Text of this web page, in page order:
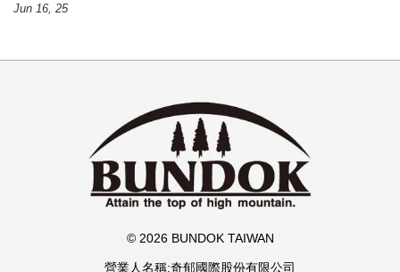
Jun 16, 25
© 2026 BUNDOK TAIWAN
營業人名稱:奇郁國際股份有限公司